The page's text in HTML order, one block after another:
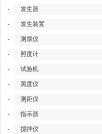
- 发生器
- 发生装置
- 测厚仪
- 照度计
- 试验机
- 黑度仪
- 测距仪
- 指示器
- 搅拌仪